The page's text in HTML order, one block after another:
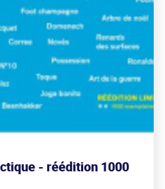
- réédition 1000